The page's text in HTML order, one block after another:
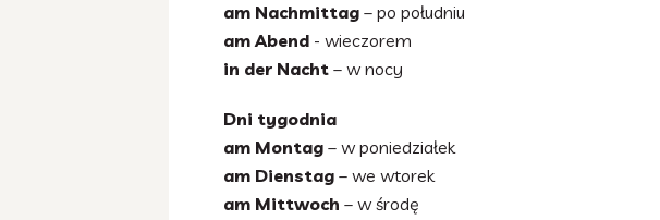
am Nachmittag– po południu
am Abend- wieczorem
in der Nacht– w nocy
Dni tygodnia
am Montag– w poniedziałek
am Dienstag– we wtorek
am Mittwoch – w środę